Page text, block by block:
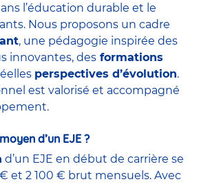
l’éducation durable et le
Nous proposons un cadre
, une pédagogie inspirée des
innovantes, des formations
perspectives d’évolution.
est valorisé et accompagné
d’un EJE ?
d’un EJE en début de carrière se
et 2 100 € brut mensuels. Avec